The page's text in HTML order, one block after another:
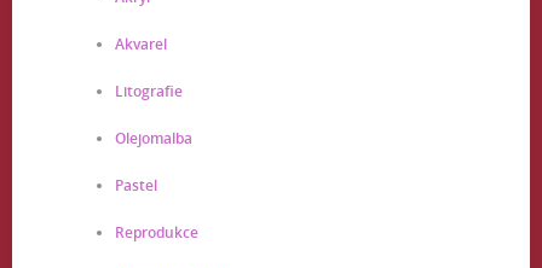
Akvarel
Litografie
Olejomalba
Pastel
Reprodukce